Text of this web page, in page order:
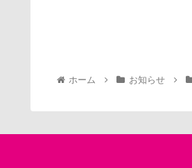
ホーム お知らせ